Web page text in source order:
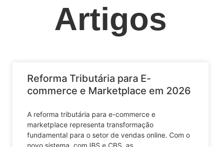
Artigos
Reforma Tributária para E-
commerce e Marketplace em 2026
A reforma tributária para e-commerce e
marketplace representa transformação
fundamental para o setor de vendas online. Com o
novo sistema, com IBS e CBS, as